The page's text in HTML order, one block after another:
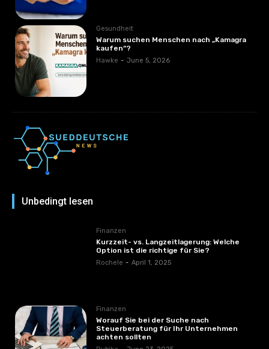
Gesundheit
Warum suchen Menschen nach „Kamagra
kaufen“?
Hawke - June 5, 2026
Unbedingt lesen
Finanzen
Kurzzeit- vs. Langzeitlagerung: Welche
Option ist die richtige für Sie?
Rochele - April 1, 2025
Finanzen
Worauf Sie bei der Suche nach
Steuerberatung für Ihr Unternehmen
achten sollten